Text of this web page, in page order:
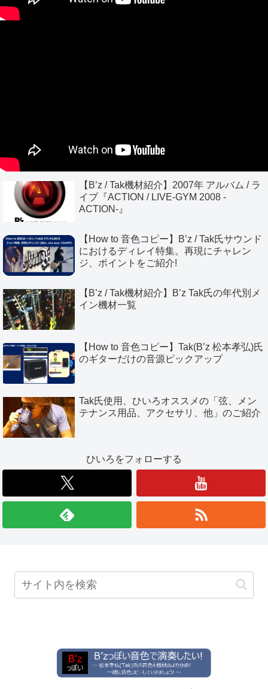
【B’z / Tak機材紹介】2007年 アルバム / ラ
イブ『ACTION / LIVE-GYM 2008 -
ACTION-』
【How to 音色コピー】B’z / Tak氏サウンド
におけるディレイ特集。再現にチャレン
ジ、ポイントをご紹介!
【B’z / Tak機材紹介】B’z Tak氏の年代別メ
イン機材一覧
【How to 音色コピー】Tak(B’z 松本孝弘)氏
のギターだけの音源ピックアップ
Tak氏使用、ひいろオススメの「弦、メン
テナンス用品、アクセサリ、他」のご紹介
ひいろをフォローする